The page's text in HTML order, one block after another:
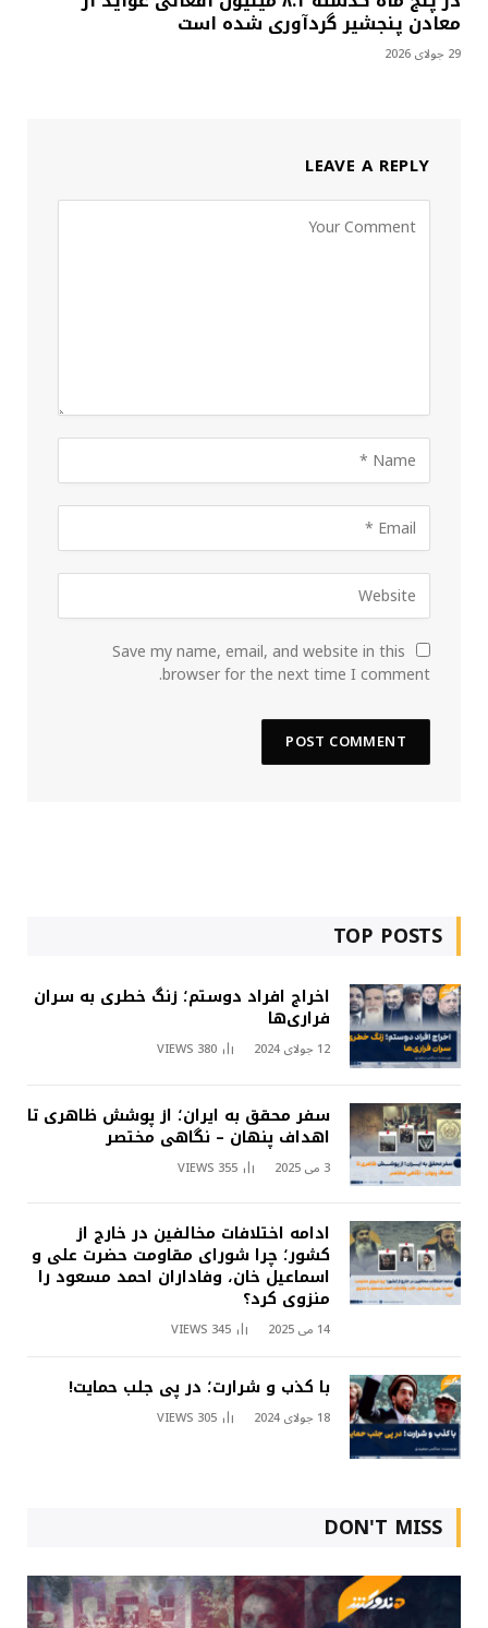
معادن پنجشیر گردآوری شده است
29 جولای 2026
LEAVE A REPLY
Save my name, email, and website in this
browser for the next time I comment.
TOP POSTS
اخراج افراد دوستم؛ زنگ خطری به سران
فراری‌ها
12 جولای 2024 380
VIEWS
سفر محقق به ایران؛ از پوشش ظاهری تا
اهداف پنهان – نگاهی مختصر
3 می 2025 355
VIEWS
ادامه اختلافات مخالفین در خارج از
کشور؛ چرا شورای مقاومت حضرت علی و
اسماعیل خان، وفاداران احمد مسعود را
منزوی کرد؟
14 می 2025 345
VIEWS
با کذب و شرارت؛ در پی جلب حمایت!
18 جولای 2024 305
VIEWS
DON'T MISS